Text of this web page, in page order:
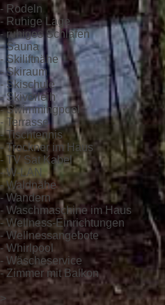
- Rodeln
- Ruhige Lage
- ruhiges Schlafen
- Sauna
- Skiliftnähe
- Skiraum
- Skischule
- Skiverleih
- Swimmingpool
- Terrasse
- Tischtennis
- Trockner im Haus
- TV Sat Kabel
- W-LAN
- Waldnähe
- Wandern
- Waschmaschine im Haus
- Wellness-Einrichtungen
- Wellnessangebote
- Whirlpool
- Wäscheservice
- Zimmer mit Balkon
>